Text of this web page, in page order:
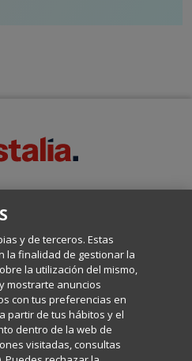
de Hostalia, dirigido por
Tecnología.
privacidad
de cookies
y de terceros. Estas
la finalidad de gestionar la
la utilización del mismo,
mostrarte anuncios
con tus preferencias en
partir de tus hábitos y el
dentro de la web de
visitadas, consultas